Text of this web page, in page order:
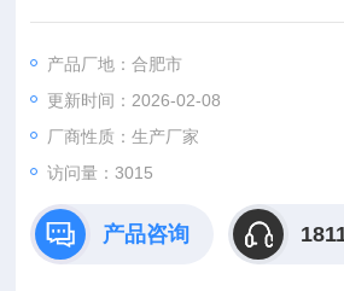
度变化环境，供用户对整机（或部件）
产品厂地：合肥市
更新时间：2026-02-08
厂商性质：生产厂家
访问量：3015
产品咨询